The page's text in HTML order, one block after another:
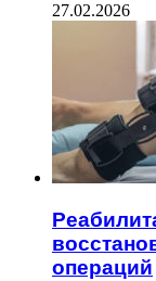
27.02.2026
операций